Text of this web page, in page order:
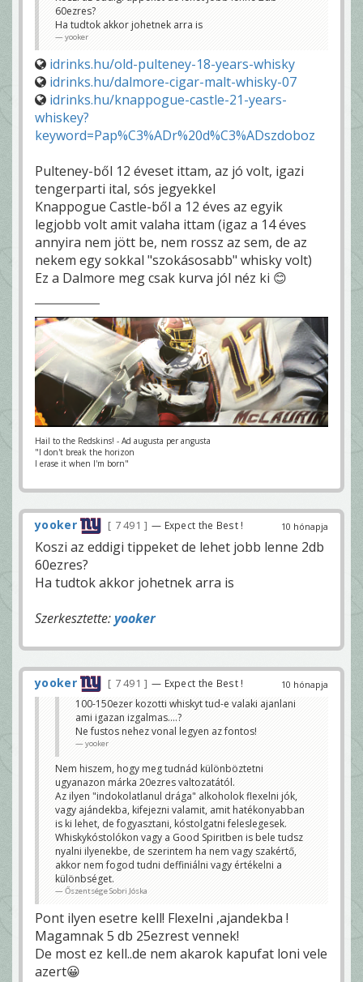
60ezres?
Ha tudtok akkor johetnek arra is
yooker
idrinks.hu/old-pulteney-18-years-whisky
idrinks.hu/dalmore-cigar-malt-whisky-07
idrinks.hu/knappogue-castle-21-years-
whiskey?
keyword=Pap%C3%ADr%20d%C3%ADszdoboz
Pulteney-ből 12 éveset ittam, az jó volt, igazi
tengerparti ital, sós jegyekkel
Knappogue Castle-ből a 12 éves az egyik
legjobb volt amit valaha ittam (igaz a 14 éves
annyira nem jött be, nem rossz az sem, de az
nekem egy sokkal "szokásosabb" whisky volt)
Ez a Dalmore meg csak kurva jól néz ki 😊
Hail to the Redskins! - Ad augusta per angusta
"I don't break the horizon
I erase it when I'm born"
10 hónapja
yooker 7 491 — Expect the Best !
Koszi az eddigi tippeket de lehet jobb lenne 2db
60ezres?
Ha tudtok akkor johetnek arra is
Szerkesztette:yooker
10 hónapja
yooker 7 491 — Expect the Best !
100-150ezer kozotti whiskyt tud-e valaki ajanlani
ami igazan izgalmas....?
Ne fustos nehez vonal legyen az fontos!
yooker
Nem hiszem, hogy meg tudnád különböztetni
ugyanazon márka 20ezres valtozatától.
Az ilyen "indokolatlanul drága" alkoholok flexelni jók,
vagy ajándekba, kifejezni valamit, amit hatékonyabban
is ki lehet, de fogyasztani, kóstolgatni feleslegesek.
Whiskykóstolókon vagy a Good Spiritben is bele tudsz
nyalni ilyenekbe, de szerintem ha nem vagy szakértő,
akkor nem fogod tudni deffiniálni vagy értékelni a
különbséget.
Őszentsége Sobri Jóska
Pont ilyen esetre kell! Flexelni ,ajandekba !
Magamnak 5 db 25ezrest vennek!
De most ez kell..de nem akarok kapufat loni vele
azert😀